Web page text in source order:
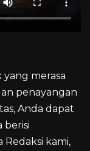
yang merasa
penayangan
Anda dapat
berisi
kami,